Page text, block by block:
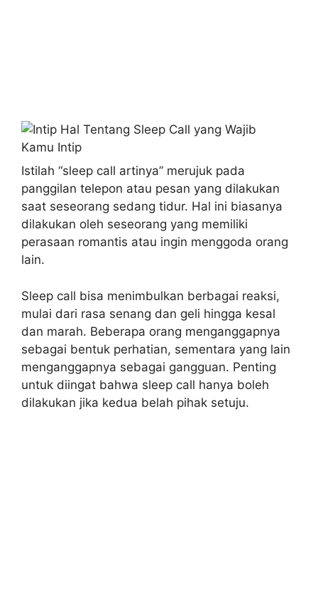
Istilah “sleep call artinya” merujuk pada
panggilan telepon atau pesan yang dilakukan
saat seseorang sedang tidur. Hal ini biasanya
dilakukan oleh seseorang yang memiliki
perasaan romantis atau ingin menggoda orang
lain.
Sleep call bisa menimbulkan berbagai reaksi,
mulai dari rasa senang dan geli hingga kesal
dan marah. Beberapa orang menganggapnya
sebagai bentuk perhatian, sementara yang lain
menganggapnya sebagai gangguan. Penting
untuk diingat bahwa sleep call hanya boleh
dilakukan jika kedua belah pihak setuju.